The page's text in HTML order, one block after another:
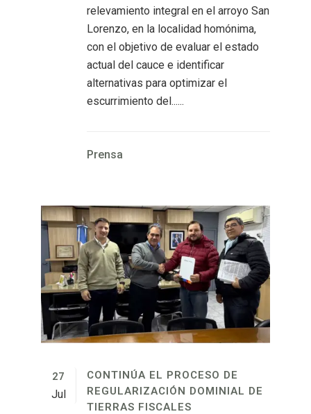
relevamiento integral en el arroyo San
Lorenzo, en la localidad homónima,
con el objetivo de evaluar el estado
actual del cauce e identificar
alternativas para optimizar el
escurrimiento del......
Prensa
27
Jul
CONTINÚA EL PROCESO DE
REGULARIZACIÓN DOMINIAL DE
TIERRAS FISCALES